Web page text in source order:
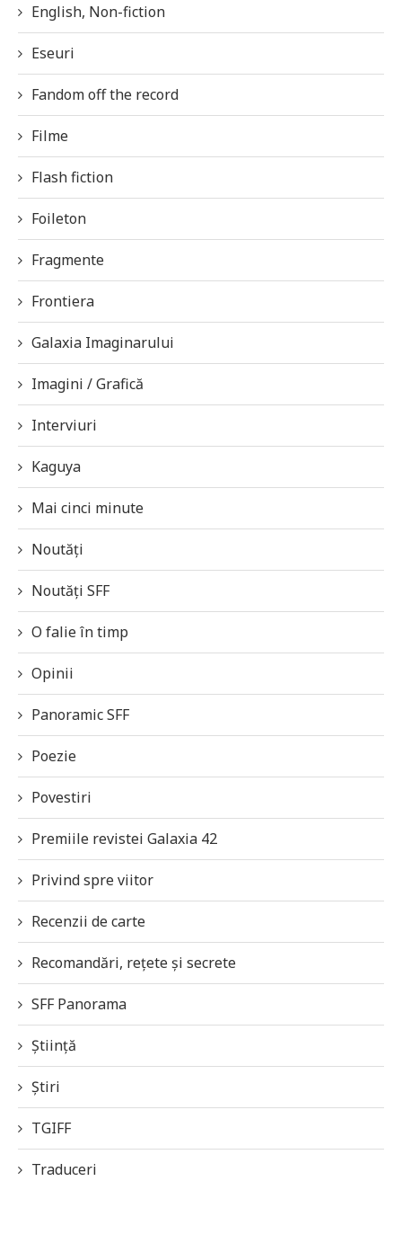
English, Non-fiction
Eseuri
Fandom off the record
Filme
Flash fiction
Foileton
Fragmente
Frontiera
Galaxia Imaginarului
Imagini / Grafică
Interviuri
Kaguya
Mai cinci minute
Noutăți
Noutăți SFF
O falie în timp
Opinii
Panoramic SFF
Poezie
Povestiri
Premiile revistei Galaxia 42
Privind spre viitor
Recenzii de carte
Recomandări, rețete și secrete
SFF Panorama
Știință
Știri
TGIFF
Traduceri